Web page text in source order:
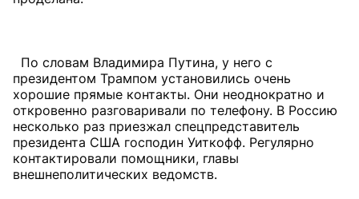
По словам Владимира Путина, у него с
президентом Трампом установились очень
хорошие прямые контакты. Они неоднократно и
откровенно разговаривали по телефону. В Россию
несколько раз приезжал спецпредставитель
президента США господин Уиткофф. Регулярно
контактировали помощники, главы
внешнеполитических ведомств.